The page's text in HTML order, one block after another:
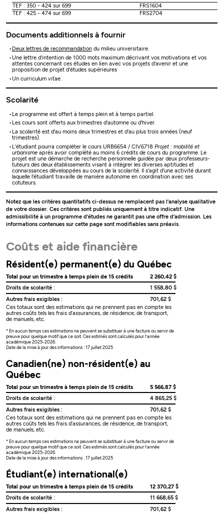
TEF : 350 - 424 sur 699
FRS1604
TEF : 425 - 474 sur 699
FRS2704
Documents additionnels à fournir
Deux lettres de recommandationdu milieu universitaire.
Une lettre d'intention de 1000 mots maximum décrivant vos motivations et vos
attentes concernant ces études en lien avec vos projets d'avenir et une
proposition de projet d'études supérieures
Un curriculum vitae.
Scolarité
Le programme est offert à temps plein et à temps partiel.
Les cours sont offerts aux trimestres d'automne ou d'hiver.
La scolarité est d'au moins deux trimestres et d'au plus trois années (neuf
trimestres).
L'étudiant pourra compléter le cours URB6654 / CIV6718 Projet : mobilité et
urbanismeaprès avoir complété au moins 6 crédits de cours du programme. Le
projet est une démarche de recherche personnelle guidée par deux professeurs-
tuteurs des deux établissements visant à intégrer les diverses aptitudes et
connaissances développées au cours de la scolarité. Il s'agit d'une activité durant
laquelle l'étudiant travaille de manière autonome en coordination avec ses
cotuteurs.
Notez que les critères quantitatifs ci-dessus ne remplacent pas l’analyse qualitative
de votre dossier. Ces critères sont publiés uniquement à titre indicatif. Une
admissibilité à un programme d’études ne garantit pas une offre d’admission. Les
informations contenues sur cette page sont modifiables sans préavis.
Coûts et aide financière
Résident(e) permanent(e) du Québec
Total pour un trimestre à temps plein de 15 crédits
2 260,42 $
Droits de scolarité :
1 558,80 $
Autres frais exigibles :
701,62 $
Ces totaux sont des estimations qui ne prennent pas en compte les
autres coûts tels les frais d’assurances, de résidence, de transport,
de manuels, etc.
* En aucun temps ces estimations ne peuvent se substituer à une facture ou servir de
preuve pour quelque motif que ce soit. Ces estimés sont calculés pour l’année
académique 2025-2026.
Date de la mise à jour des informations : 17 juillet 2025
Canadien(ne) non-résident(e) au
Québec
Total pour un trimestre à temps plein de 15 crédits
5 566,87 $
Droits de scolarité :
4 865,25 $
Autres frais exigibles :
701,62 $
Ces totaux sont des estimations qui ne prennent pas en compte les
autres coûts tels les frais d’assurances, de résidence, de transport,
de manuels, etc.
* En aucun temps ces estimations ne peuvent se substituer à une facture ou servir de
preuve pour quelque motif que ce soit. Ces estimés sont calculés pour l’année
académique 2025-2026.
Date de la mise à jour des informations : 17 juillet 2025
Étudiant(e) international(e)
Total pour un trimestre à temps plein de 15 crédits
12 370,27 $
Droits de scolarité :
11 668,65 $
Autres frais exigibles :
701,62 $